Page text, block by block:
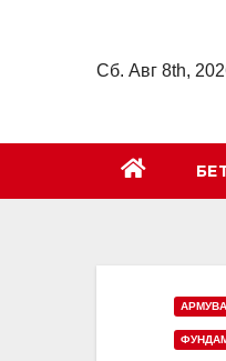
содержимому
Сб. Авг 8th,